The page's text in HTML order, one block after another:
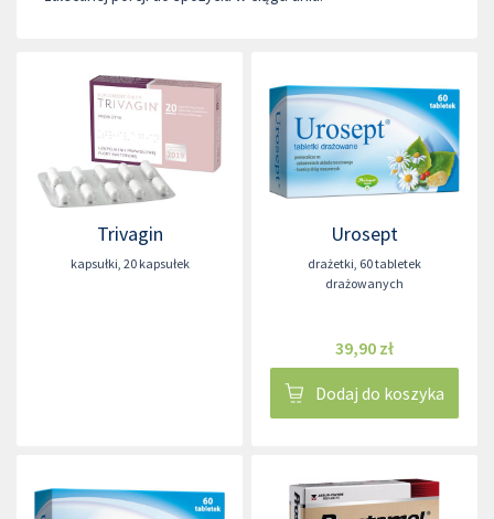
Trivagin
kapsułki, 20 kapsułek
Urosept
drażetki, 60 tabletek
drażowanych
39,90 zł
Dodaj do koszyka